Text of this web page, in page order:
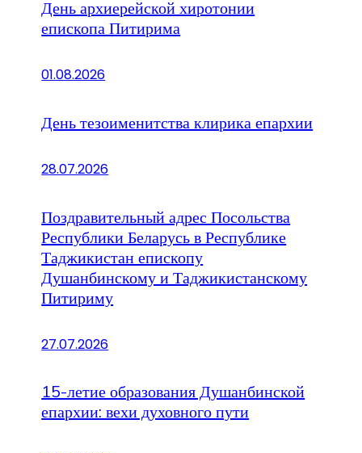
День архиерейской хиротонии
епископа Питирима
01.08.2026
День тезоименитства клирика епархии
28.07.2026
Поздравительный адрес Посольства
Республики Беларусь в Республике
Таджикистан епископу
Душанбинскому и Таджикистанскому
Питириму
27.07.2026
15-летие образования Душанбинской
епархии: вехи духовного пути